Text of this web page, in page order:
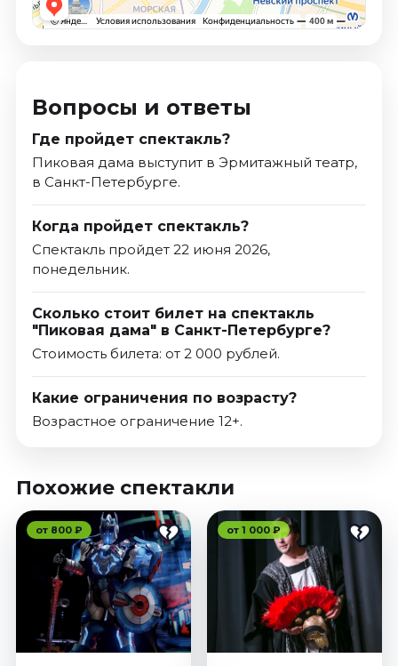
Вопросы и ответы
Где пройдет спектакль?
Пиковая дама выступит в Эрмитажный театр,
в Санкт-Петербурге.
Когда пройдет спектакль?
Спектакль пройдет 22 июня 2026,
понедельник.
Сколько стоит билет на спектакль
"Пиковая дама" в Санкт-Петербурге?
Стоимость билета: от 2 000 рублей.
Какие ограничения по возрасту?
Возрастное ограничение 12+.
Похожие спектакли
от 800 ₽ от 1 000 ₽